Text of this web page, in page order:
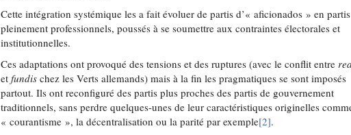
Cette intégration systémique les a fait évoluer de partis d’« aficionados » en partis
pleinement professionnels, poussés à se soumettre aux contraintes électorales et
institutionnelles.
Ces adaptations ont provoqué des tensions et des ruptures (avec le conflit entre
etfundis chez les Verts allemands) mais à la fin les pragmatiques se sont imposés
partout. Ils ont reconfiguré des partis plus proches des partis de gouvernement
traditionnels, sans perdre quelques-unes de leur caractéristiques originelles
« courantisme », la décentralisation ou la parité par exemple[2].